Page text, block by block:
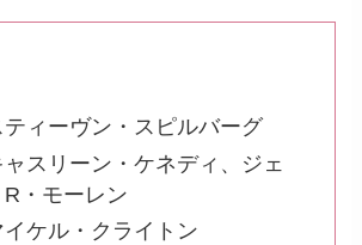
ティーヴン・スピルバーグ
スリーン・ケネディ、ジェ
・モーレン
イケル・クライトン